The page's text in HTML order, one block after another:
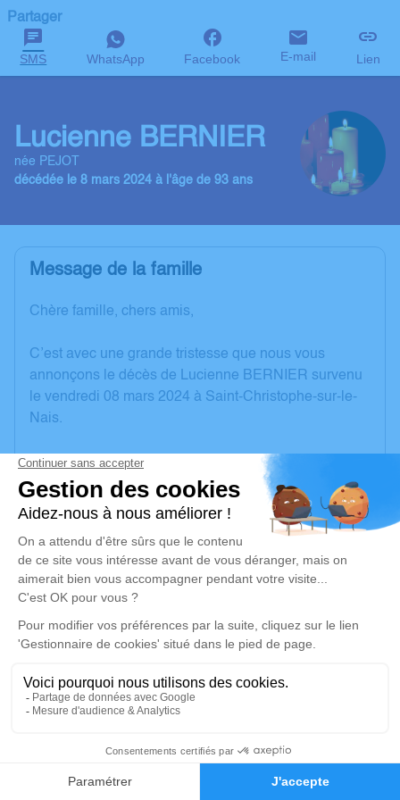
Faire-part Hommages
Partager
SMS WhatsApp Facebook E-mail Lien
Lucienne BERNIER
née PEJOT
décédée le 8 mars 2024 à l'âge de 93 ans
Message de la famille
Chère famille, chers amis,
C’est avec une grande tristesse que nous vous
annonçons le décès de Lucienne BERNIER survenu
le vendredi 08 mars 2024 à Saint-Christophe-sur-le-
Nais.
Nous vous invitons à utiliser cet espace pour laisser
vos condoléances, partager des photos souvenirs,
une anecdote ou exprimer vos pensées à travers des
poèmes ou des textes. Cet endroit est un lieu
d'expression dédié à honorer la mémoire de Lucienne
BERNIER.
Je rends hommage
Cérémonie religieuse
mardi 12 mars 2024 à 15h00
Église de Couesmes
Je rends hommage